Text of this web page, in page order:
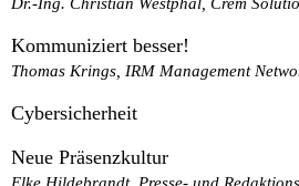
Kommuniziert besser!
Thomas Krings, IRM Management
Cybersicherheit
Neue Präsenzkultur
Elke Hildebrandt, Presse- und